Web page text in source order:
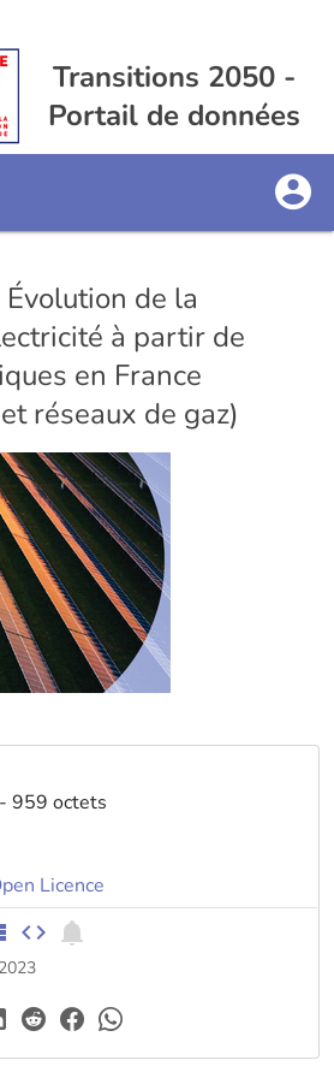
Transitions 2050 -
Portail de données
de la
à partir de
en France
réseaux de gaz)
959 octets
Licence